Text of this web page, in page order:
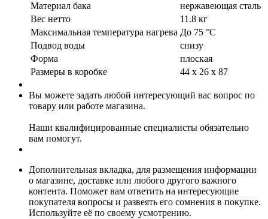
Материал бака
нержавеющая сталь
Вес нетто
11.8 кг
Максимальная температура нагрева До 75 °С
Подвод воды
снизу
Форма
плоская
Размеры в коробке
44 х 26 х 87
Вы можете задать любой интересующий вас вопрос по
товару или работе магазина.
Наши квалифицированные специалисты обязательно
вам помогут.
Дополнительная вкладка, для размещения информации
о магазине, доставке или любого другого важного
контента. Поможет вам ответить на интересующие
покупателя вопросы и развеять его сомнения в покупке.
Используйте её по своему усмотрению.